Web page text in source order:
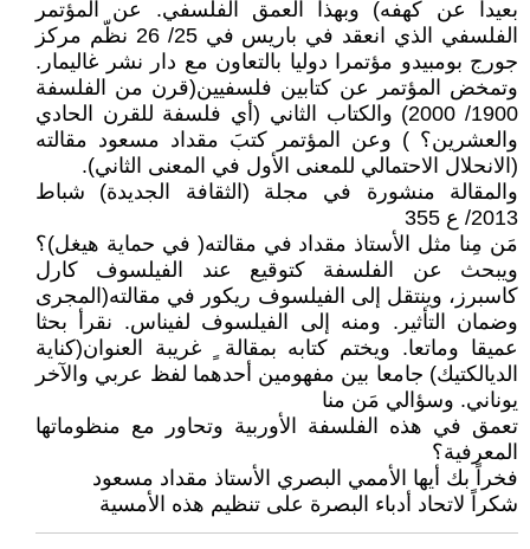
بعيداً عن كهفه) وبهذا العمق الفلسفي. عن المؤتمر
الفلسفي الذي انعقد في باريس في 25/ 26 نظّم مركز
جورج بومبيدو مؤتمرا دوليا بالتعاون مع دار نشر غاليمار.
وتمخض المؤتمر عن كتابين فلسفيين(قرن من الفلسفة
1900/ 2000) والكتاب الثاني (أي فلسفة للقرن الحادي
والعشرين؟ ) وعن المؤتمر كتبَ مقداد مسعود مقالته
(الانحلال الاحتمالي للمعنى الأول في المعنى الثاني).
والمقالة منشورة في مجلة (الثقافة الجديدة) شباط
2013/ ع 355
مَن مِنا مثل الأستاذ مقداد في مقالته( في حماية هيغل)؟
ويبحث عن الفلسفة كتوقيع عند الفيلسوف كارل
كاسبرز، وينتقل إلى الفيلسوف ريكور في مقالته(المجرى
وضمان التأثير. ومنه إلى الفيلسوف لفيناس. نقرأ بحثا
عميقا وماتعا. ويختم كتابه بمقالة ٍ غريبة العنوان(كناية
الديالكتيك) جامعا بين مفهومين أحدهما لفظ عربي والآخر
يوناني. وسؤالي مَن منا
تعمق في هذه الفلسفة الأوربية وتحاور مع منظوماتها
المعرفية؟
فخراً بك أيها الأممي البصري الأستاذ مقداد مسعود
شكراً لاتحاد أدباء البصرة على تنظيم هذه الأمسية